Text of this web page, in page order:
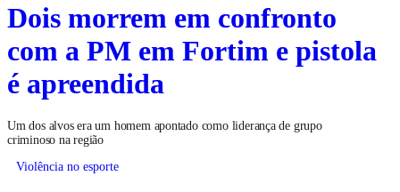
Dois morrem em confronto
com a PM em Fortim e pistola
é apreendida
Um dos alvos era um homem apontado como liderança de grupo
criminoso na região
Violência no esporte